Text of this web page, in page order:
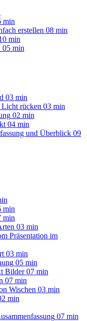
min
erstellen 08 min
min
05 min
03 min
rücken 03 min
02 min
04 min
und Überblick 09
min
min
03 min
Präsentation im
03 min
05 min
Bilder 07 min
07 min
Wischen 03 min
min
07 min